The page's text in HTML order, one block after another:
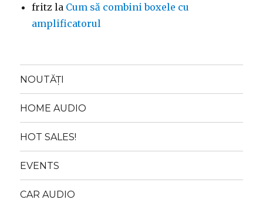
fritz la Cum să combini boxele cu
amplificatorul
NOUTĂȚI
HOME AUDIO
HOT SALES!
EVENTS
CAR AUDIO